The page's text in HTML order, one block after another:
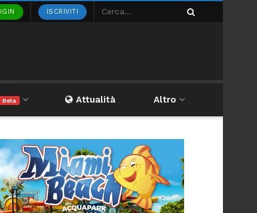
ISCRIVITI
Beta Attualità Altro